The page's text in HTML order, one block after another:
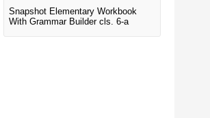
Snapshot Elementary Workbook
With Grammar Builder cls. 6-a